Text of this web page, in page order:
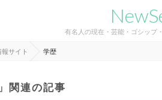
有名人の現在・芸能・ゴシップ
サイト 学歴
関連の記事